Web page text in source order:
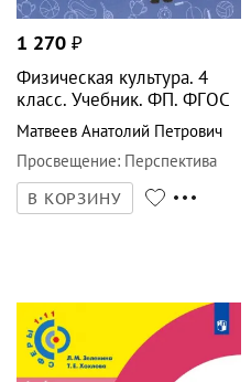
1 270 ₽
Физическая культура. 4
класс. Учебник. ФП. ФГОС
Матвеев Анатолий Петрович
Просвещение: Перспектива
В КОРЗИНУ